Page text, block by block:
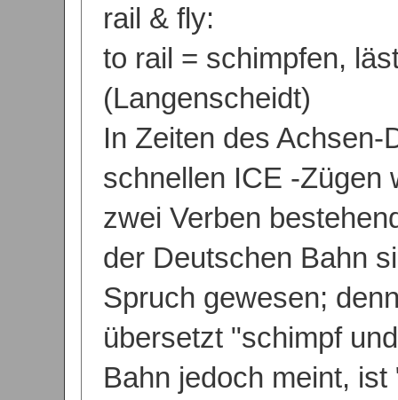
rail & fly:
to rail = schimpfen,
(Langenscheidt)
In Zeiten des Achsen-
schnellen ICE -Zügen
zwei Verben
der Deutschen Bahn
Spruch gewesen;
übersetzt "schimpf
Bahn jedoch meint,